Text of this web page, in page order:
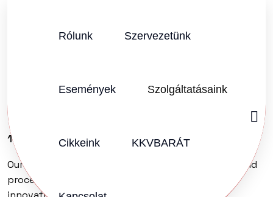
Rólunk Szervezetünk
Események Szolgáltatásaink
Cikkeink KKVBARÁT
T-Shirt
18
Our small, flexible, agile and design-led structures and
processes allow us to be highly responsive and